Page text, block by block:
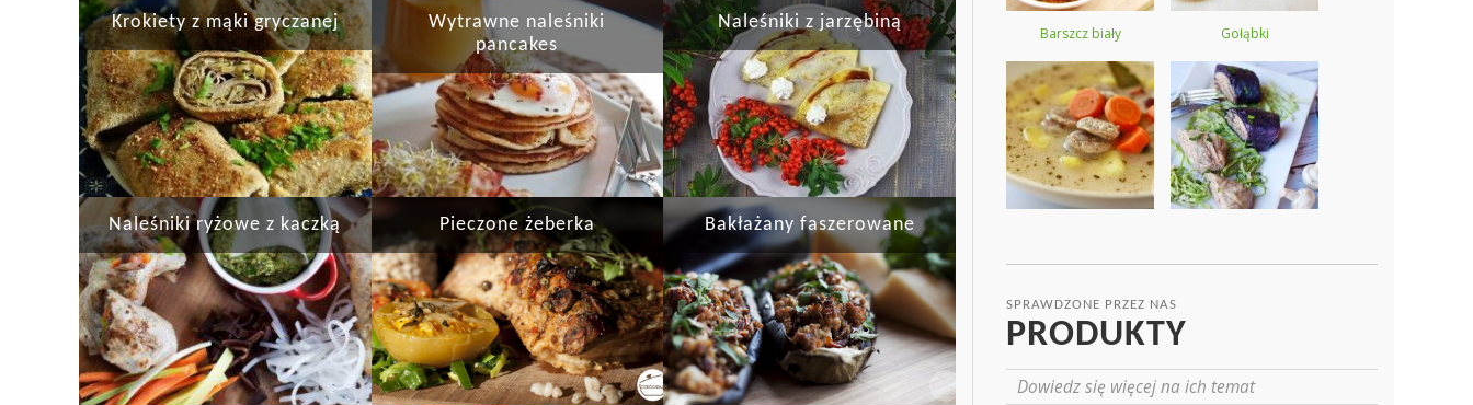
Krokiety z mąki gryczanej
Wytrawne naleśniki
pancakes
Naleśniki z jarzębiną
Naleśniki ryżowe z kaczką Pieczone żeberka Bakłażany faszerowane
Barszcz biały Gołąbki
SPRAWDZONE PRZEZ NAS
PRODUKTY
Dowiedz się więcej na ich temat